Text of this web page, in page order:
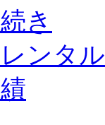
き
ンタル